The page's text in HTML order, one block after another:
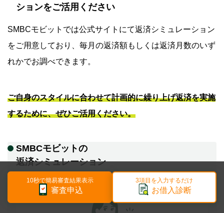
ションをご活用ください
SMBCモビットでは公式サイトにて返済シミュレーション
をご用意しており、毎月の返済額もしくは返済月数のいず
れかでお調べできます。
ご自身のスタイルに合わせて計画的に繰り上げ返済を実施
するために、ぜひご活用ください。
SMBCモビットの
返済シミュレーション
審査申込
10秒で簡易審査結果表示
お借入診断
3項目を入力するだけ